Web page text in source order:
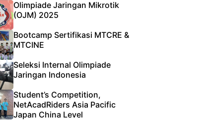
Olimpiade Jaringan Mikrotik
(OJM) 2025
Bootcamp Sertifikasi MTCRE &
MTCINE
Seleksi Internal Olimpiade
Jaringan Indonesia
Student’s Competition,
NetAcadRiders Asia Pacific
Japan China Level